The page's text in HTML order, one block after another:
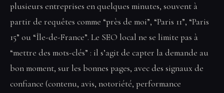
plusieurs entreprises en quelques minutes, souvent à
partir de requêtes comme “près de moi”, “Paris 11”, “Paris
15” ou “Île-de-France”. Le SEO local ne se limite pas à
“mettre des mots-clés” : il s’agit de capter la demande au
bon moment, sur les bonnes pages, avec des signaux de
confiance (contenu, avis, notoriété, performance